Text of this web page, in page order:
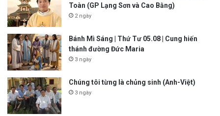
Toàn (GP Lạng Sơn và Cao Bằng)
2 ngày
Bánh Mì Sáng | Thứ Tư 05.08 | Cung hiến
thánh đường Đức Maria
3 ngày
Chúng tôi từng là chủng sinh (Anh-Việt)
3 ngày